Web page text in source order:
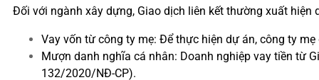
Đối với ngành xây dựng, Giao dịch liên kết thường xuất hiện
Vay vốn từ công ty mẹ: Để thực hiện dự án, công ty
Mượn danh nghĩa cá nhân: Doanh nghiệp vay tiền từ
132/2020/NĐ-CP).